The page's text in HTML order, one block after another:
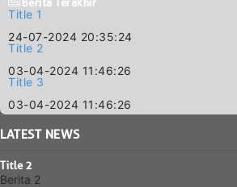
Title 1
24-07-2024 20:35:24
Title 2
03-04-2024 11:46:26
Title 3
03-04-2024 11:46:26
LATESTNEWS
Title 2
Berita 2